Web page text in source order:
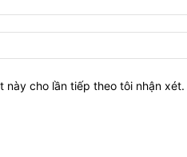
cho lần tiếp theo tôi nhận xét.